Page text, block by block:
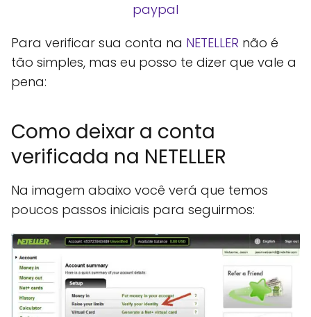
paypal
Para verificar sua conta na NETELLER não é
tão simples, mas eu posso te dizer que vale a
pena:
Como deixar a conta
verificada na NETELLER
Na imagem abaixo você verá que temos
poucos passos iniciais para seguirmos: